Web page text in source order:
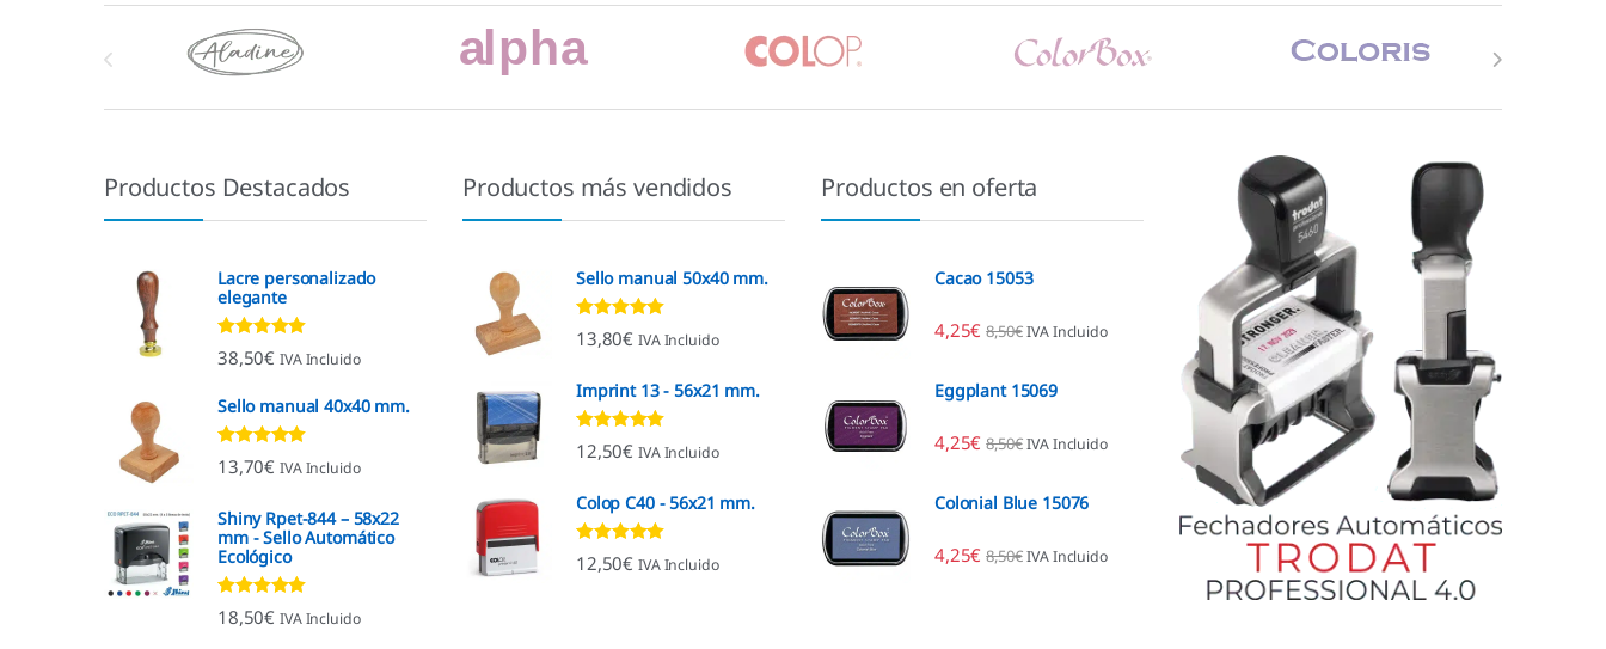
Marcas De Carrusel
Productos Destacados
Lacre personalizado
elegante
Valorado con
4.92de 5
38,50€ IVA Incluido
Sello manual 40x40 mm.
Valorado con
4.96de 5
13,70€ IVA Incluido
Shiny Rpet-844 – 58x22
mm - Sello Automático
Ecológico
Valorado con
4.96de 5
18,50€ IVA Incluido
Productos más vendidos
Sello manual 50x40 mm.
Valorado con
4.80de 5
13,80€ IVA Incluido
Imprint 13 - 56x21 mm.
Valorado con
4.96de 5
12,50€ IVA Incluido
Colop C40 - 56x21 mm.
Valorado con
4.89de 5
12,50€ IVA Incluido
Productos en oferta
Cacao 15053
4,25€ 8,50€ IVA Incluido
Eggplant 15069
4,25€ 8,50€ IVA Incluido
Colonial Blue 15076
4,25€ 8,50€ IVA Incluido